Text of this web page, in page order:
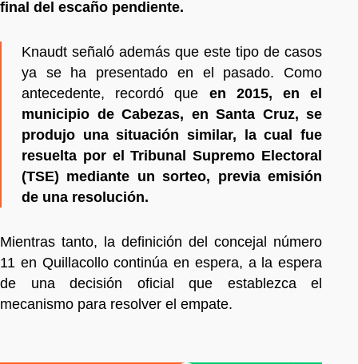
final del escaño pendiente.
Knaudt señaló además que este tipo de casos
ya se ha presentado en el pasado. Como
antecedente, recordó que en 2015, en el
municipio de Cabezas, en Santa Cruz, se
produjo una situación similar, la cual fue
resuelta por el Tribunal Supremo Electoral
(TSE) mediante un sorteo, previa emisión
de una resolución.
Mientras tanto, la definición del concejal número
11 en Quillacollo continúa en espera, a la espera
de una decisión oficial que establezca el
mecanismo para resolver el empate.